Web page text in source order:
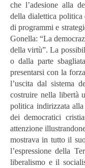
che l’adesione alla
della dialettica politica
di programmi e
Gonella:“La
della virtù”. La
o dalla parte
presentarsi con la
l’uscita dal sistema
costruire nella libertà
politica indirizzata alla
dei democratici
attenzione
mostrava in tutto il
l’espressione della
liberalismo e il